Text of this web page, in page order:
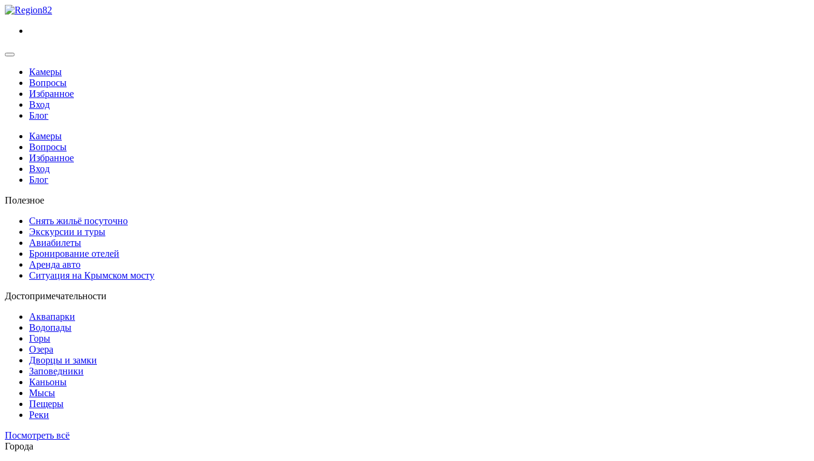
Камеры
Вопросы
Избранное
Вход
Блог
Камеры
Вопросы
Избранное
Вход
Блог
Полезное
Снять жильё посуточно
Экскурсии и туры
Авиабилеты
Бронирование отелей
Аренда авто
Ситуация на Крымском мосту
Достопримечательности
Аквапарки
Водопады
Горы
Озера
Дворцы и замки
Заповедники
Каньоны
Мысы
Пещеры
Реки
Посмотреть всё
Города